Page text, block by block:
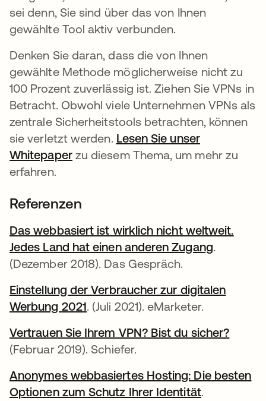
sei denn, Sie sind über das von Ihnen
gewählte Tool aktiv verbunden.
Denken Sie daran, dass die von Ihnen
gewählte Methode möglicherweise nicht zu
100 Prozent zuverlässig ist. Ziehen Sie VPNs in
Betracht. Obwohl viele Unternehmen VPNs als
zentrale Sicherheitstools betrachten, können
sie verletzt werden. Lesen Sie unser
Whitepaperwird in einer neuen Registerkarte
zu diesem Thema, um mehr zu
erfahren.
Referenzen
Das webbasiert ist wirklich nicht weltweit.
Jedes Land hat einen anderen Zugangwird in
.
(Dezember 2018). Das Gespräch.
Einstellung der Verbraucher zur digitalen
Werbung 2021wird in einer neuen
. (Juli 2021). eMarketer.
Vertrauen Sie Ihrem VPN? Bist du sicher?
(Februar 2019). Schiefer.
Anonymes webbasiertes Hosting: Die besten
Optionen zum Schutz Ihrer Identitätwird in
.